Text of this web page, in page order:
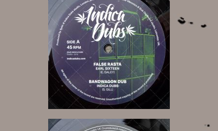
10,00 €